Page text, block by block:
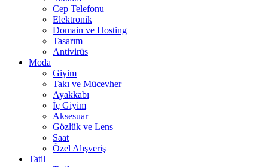
Cep Telefonu
Elektronik
Domain ve Hosting
Tasarım
Antivirüs
Moda
Giyim
Takı ve Mücevher
Ayakkabı
İç Giyim
Aksesuar
Gözlük ve Lens
Saat
Özel Alışveriş
Tatil